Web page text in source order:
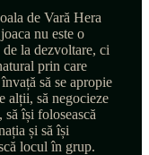
de Vară Hera
nu este o
de la dezvoltare, ci
prin care
să se apropie
alții, să negocieze
să își folosească
și să își
locul în grup.